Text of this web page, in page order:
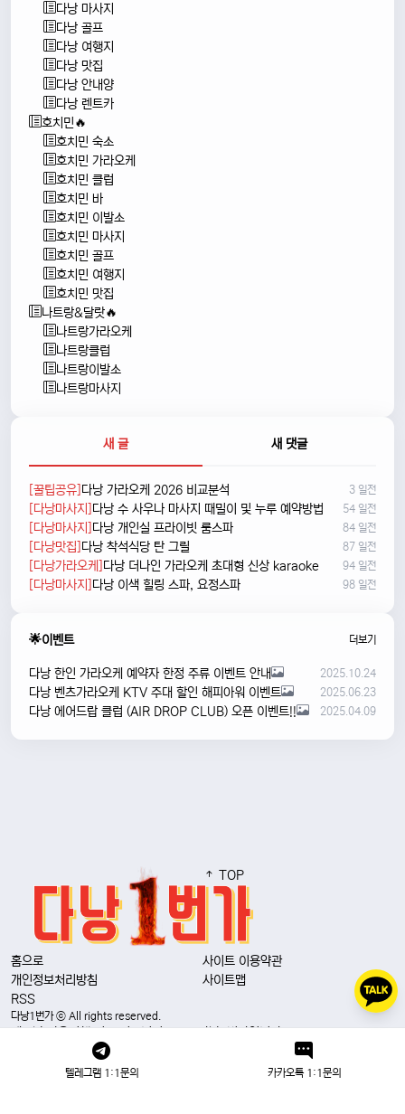
다낭 마사지
다낭 골프
다낭 여행지
다낭 맛집
다낭 안내양
다낭 렌트카
호치민🔥
호치민 숙소
호치민 가라오케
호치민 클럽
호치민 바
호치민 이발소
호치민 마사지
호치민 골프
호치민 여행지
호치민 맛집
나트랑&달랏🔥
나트랑가라오케
나트랑클럽
나트랑이발소
나트랑마사지
새 글 새 댓글
[꿀팁공유]다낭 가라오케 2026 비교분석 3 일전
[다낭마사지]다낭 수 사우나 마사지 때밀이 및 누루 예약방법 54 일전
[다낭마사지]다낭 개인실 프라이빗 룸스파 84 일전
[다낭맛집]다낭 착석식당 탄 그릴 87 일전
[다낭가라오케]다낭 더나인 가라오케 초대형 신상 karaoke 94 일전
[다낭마사지]다낭 이색 힐링 스파, 요정스파 98 일전
🌟이벤트 더보기
다낭 한인 가라오케 예약자 한정 주류 이벤트 안내 2025.10.24
다낭 벤츠가라오케 KTV 주대 할인 해피아워 이벤트 2025.06.23
다낭 에어드랍 클럽 (AIR DROP CLUB) 오픈 이벤트!! 2025.04.09
TOP
홈으로
사이트 이용약관
개인정보처리방침
사이트맵
RSS
다낭1번가 ⓒ All rights reserved.
베트남 자유여행 정보 커뮤니티 No.1 다낭1번가입니다.
다낭 밤문화, 가라오케, 마사지 등 기타 정보 많이 얻어가세요. 베트남 자유여행
간의 깨알 정보 꿀공유 해드립니다.
텔레그램 1:1문의 카카오톡 1:1문의